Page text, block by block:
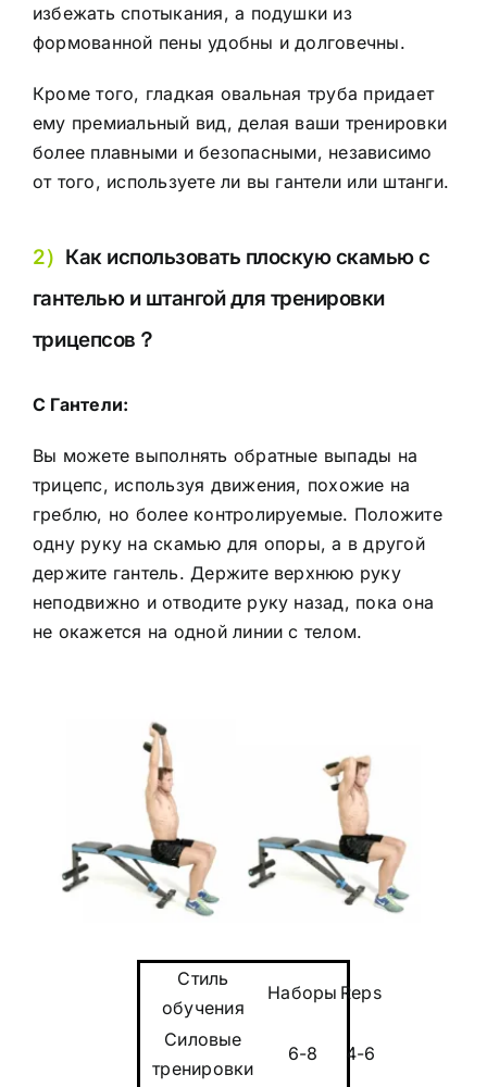
избежать спотыкания, а подушки из
формованной пены удобны и долговечны.
Кроме того, гладкая овальная труба придает
ему премиальный вид, делая ваши тренировки
более плавными и безопасными, независимо
от того, используете ли вы гантели или штанги.
2） Как использовать плоскую скамью с
гантелью и штангой для тренировки
трицепсов？
С Гантели:
Вы можете выполнять обратные выпады на
трицепс, используя движения, похожие на
греблю, но более контролируемые. Положите
одну руку на скамью для опоры, а в другой
держите гантель. Держите верхнюю руку
неподвижно и отводите руку назад, пока она
не окажется на одной линии с телом.
Стиль
обучения
Наборы Reps
Силовые
тренировки
6-8 4-6